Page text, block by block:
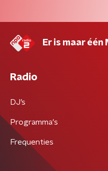
Er is maar één
Radio
DJ’s
Programma's
Frequenties